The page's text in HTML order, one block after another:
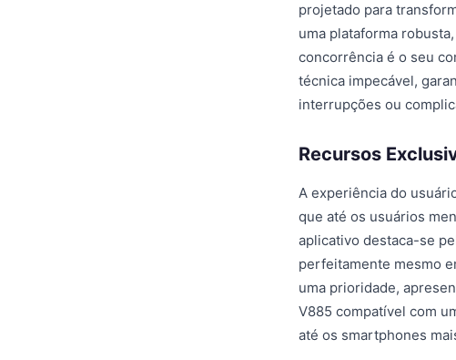
projetado para
uma plataforma
concorrência é o seu
técnica impecável,
interrupções ou
Recursos
A experiência do
que até os usuários
aplicativo destaca-se
perfeitamente mesmo
uma prioridade,
V885 compatível com
até os smartphones